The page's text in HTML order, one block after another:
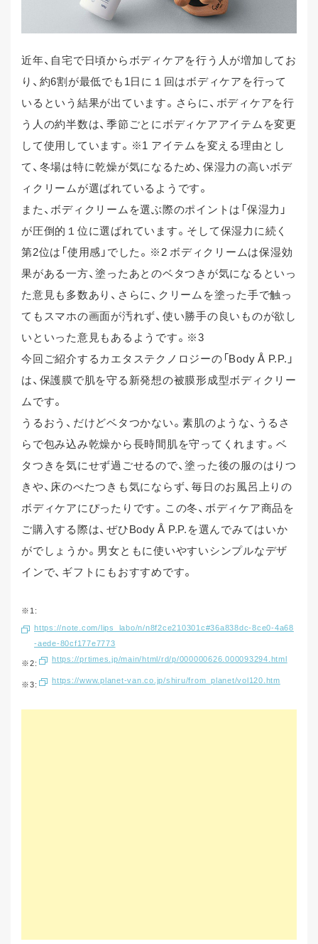
近年、自宅で日頃からボディケアを行う人が増加してお
り、約6割が最低でも1日に１回はボディケアを行って
いるという結果が出ています。さらに、ボディケアを行
う人の約半数は、季節ごとにボディケアアイテムを変更
して使用しています。※1 アイテムを変える理由とし
て、冬場は特に乾燥が気になるため、保湿力の高いボデ
ィクリームが選ばれているようです。
また、ボディクリームを選ぶ際のポイントは「保湿力」
が圧倒的１位に選ばれています。そして保湿力に続く
第2位は「使用感」でした。※2 ボディクリームは保湿効
果がある一方、塗ったあとのベタつきが気になるといっ
た意見も多数あり、さらに、クリームを塗った手で触っ
てもスマホの画面が汚れず、使い勝手の良いものが欲し
いといった意見もあるようです。※3
今回ご紹介するカエタステクノロジーの「Body Å P.P.」
は、保護膜で肌を守る新発想の被膜形成型ボディクリー
ムです。
うるおう、だけどベタつかない。素肌のような、うるさ
らで包み込み乾燥から長時間肌を守ってくれます。ベ
タつきを気にせず過ごせるので、塗った後の服のはりつ
きや、床のべたつきも気にならず、毎日のお風呂上りの
ボディケアにぴったりです。この冬、ボディケア商品を
ご購入する際は、ぜひBody Å P.P.を選んでみてはいか
がでしょうか。男女ともに使いやすいシンプルなデザ
インで、ギフトにもおすすめです。
※1:
https://note.com/lips_labo/n/n8f2ce210301c#36a838dc-8ce0-4a68
-aede-80cf177e7773
※2:
https://prtimes.jp/main/html/rd/p/000000626.000093294.html
※3: https://www.planet-van.co.jp/shiru/from_planet/vol120.htm